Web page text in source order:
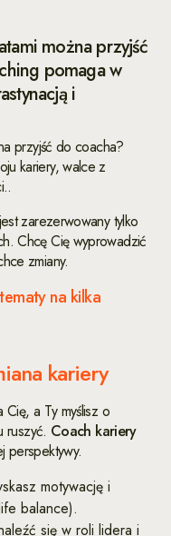
można przyjść
pomaga w
i
przyjść do coacha?
kariery, walce z
zarezerwowany tylko
Chcę Cię wyprowadzić
zmiany.
na kilka
kariery
a Ty myślisz o
ruszyć. Coach kariery
perspektywy.
motywację i
balance).
się w roli lidera i